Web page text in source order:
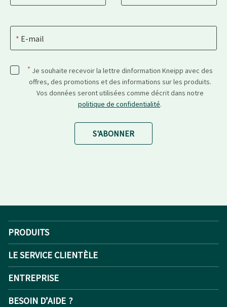
E-mail
* Je souhaite recevoir la lettre dinformation Kneipp avec des
offres, des promotions et des informations sur les produits.
Vos données seront utilisées comme décrit dans notre
politique de confidentialité.
S'ABONNER
PRODUITS
LE SERVICE CLIENTÈLE
ENTREPRISE
BESOIN D’AIDE ?